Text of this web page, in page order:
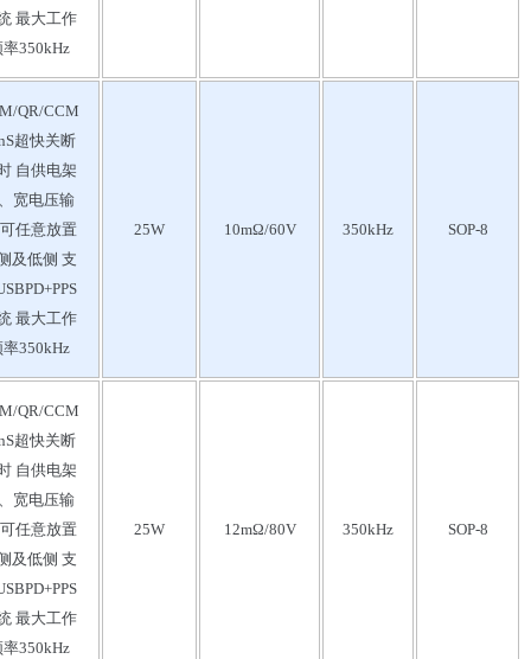
最大工作
350kHz
QR/CCM
超快关断
自供电架
宽电压输
任意放置
及低侧 支
最大工作
350kHz
25W 10mΩ/60V 350kHz SOP-8
QR/CCM
超快关断
自供电架
宽电压输
任意放置
及低侧 支
最大工作
350kHz
25W 12mΩ/80V 350kHz SOP-8